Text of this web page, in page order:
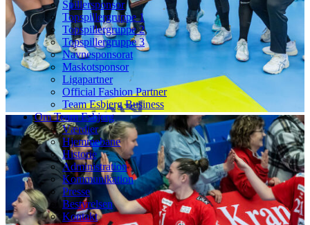
Spillersponsor
Topspillergruppe 1
Topspillergruppe 2
Topspillergruppe 3
Navnesponsorat
Maskotsponsor
Ligapartner
Official Fashion Partner
Team Esbjerg Business
Om Team Esbjerg
Værdier
Hjemmebane
Historie
Administration
Kommunikation
Presse
Bestyrelsen
Kontakt